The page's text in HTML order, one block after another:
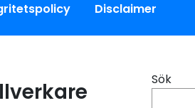
Disclaimer
Sök